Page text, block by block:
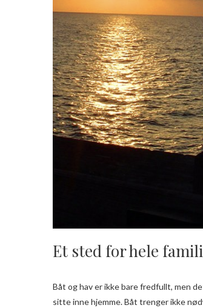
Et sted for hele
Båt og hav er ikke bare fredfullt, men
sitte inne hjemme. Båt trenger ikke